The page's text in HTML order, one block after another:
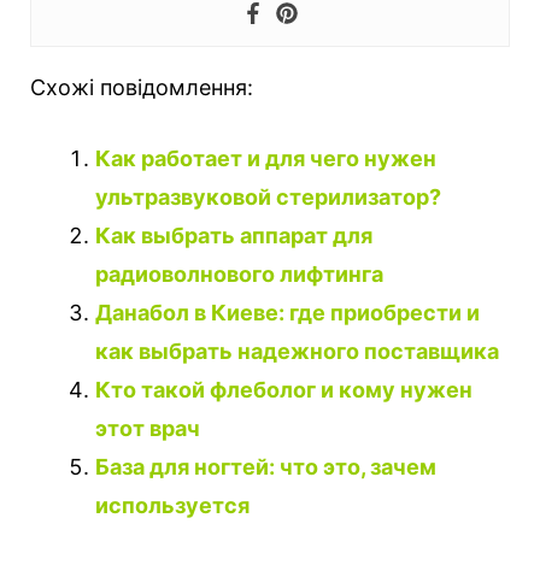
Схожі повідомлення:
Как работает и для чего нужен
ультразвуковой стерилизатор?
Как выбрать аппарат для
радиоволнового лифтинга
Данабол в Киеве: где приобрести и
как выбрать надежного поставщика
Кто такой флеболог и кому нужен
этот врач
База для ногтей: что это, зачем
используется